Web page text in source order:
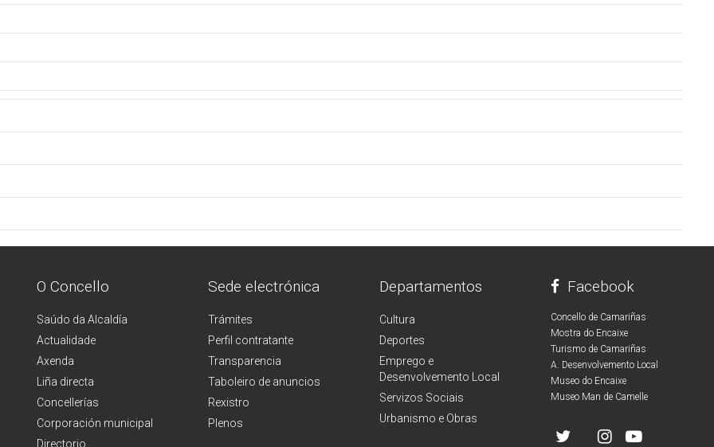
O Concello
Saúdo da Alcaldía
Actualidade
Axenda
Liña directa
Concellerías
Corporación municipal
Directorio
Sede electrónica
Trámites
Perfil contratante
Transparencia
Taboleiro de anuncios
Rexistro
Plenos
Departamentos
Cultura
Deportes
Emprego e
Desenvolvemento Local
Servizos Sociais
Urbanismo e Obras
Facebook
Concello de Camariñas
Mostra do Encaixe
Turismo de Camariñas
A. Desenvolvemento Local
Museo do Encaixe
Museo Man de Camelle